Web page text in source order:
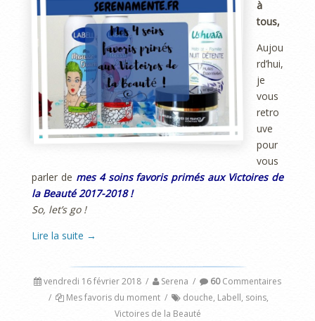
à
tous,
Aujou
rd’hui,
je
vous
retro
uve
pour
vous
parler de mes 4 soins favoris primés aux Victoires de
la Beauté 2017-2018 !
So, let’s go !
Lire la suite →
vendredi 16 février 2018 / Serena / 60Commentaires
/
Mes favoris du moment / douche, Labell, soins,
Victoires de la Beauté